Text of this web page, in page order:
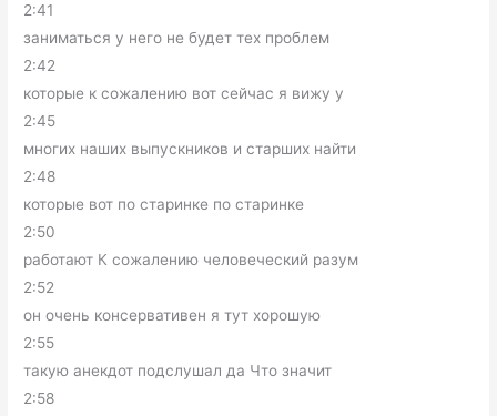
2:41
заниматься у него не будет тех проблем
2:42
которые к сожалению вот сейчас я вижу у
2:45
многих наших выпускников и старших найти
2:48
которые вот по старинке по старинке
2:50
работают К сожалению человеческий разум
2:52
он очень консервативен я тут хорошую
2:55
такую анекдот подслушал да Что значит
2:58